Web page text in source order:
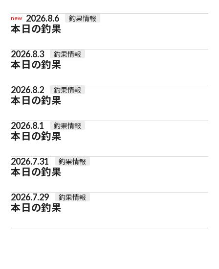
new 2026.8.6 釣果情報
本日の釣果
2026.8.3 釣果情報
本日の釣果
2026.8.2 釣果情報
本日の釣果
2026.8.1 釣果情報
本日の釣果
2026.7.31 釣果情報
本日の釣果
2026.7.29 釣果情報
本日の釣果